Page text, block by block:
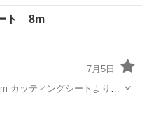
いていた内容
駅
ト 8m
7月5日